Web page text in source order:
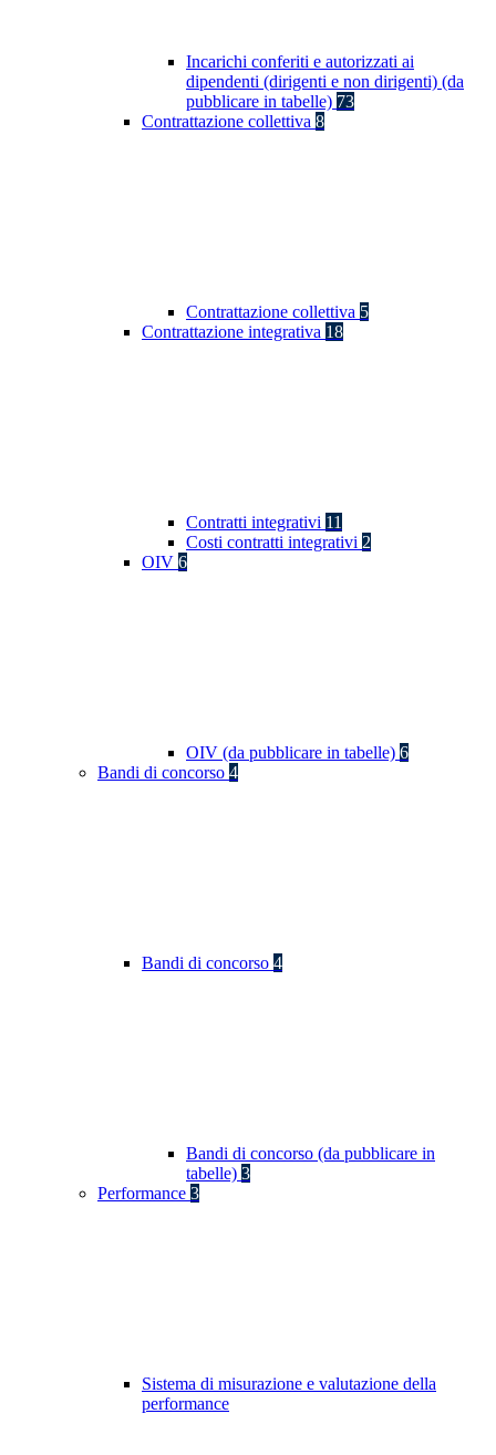
Incarichi conferiti e autorizzati ai
dipendenti (dirigenti e non dirigenti) (da
pubblicare in tabelle) 73
Contrattazione collettiva 8
Contrattazione collettiva 5
Contrattazione integrativa 18
Contratti integrativi 11
Costi contratti integrativi 2
OIV 6
OIV (da pubblicare in tabelle) 6
Bandi di concorso 4
Bandi di concorso 4
Bandi di concorso (da pubblicare in
tabelle) 3
Performance 3
Sistema di misurazione e valutazione della
performance